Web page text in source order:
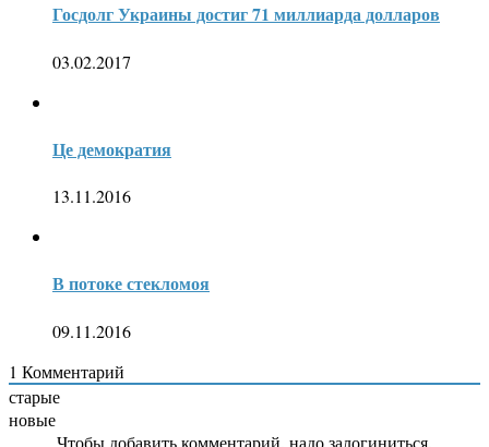
Госдолг Украины достиг 71 миллиарда долларов
03.02.2017
Це демократия
13.11.2016
В потоке стекломоя
09.11.2016
1 Комментарий
старые
новые
Чтобы добавить комментарий, надо залогиниться.